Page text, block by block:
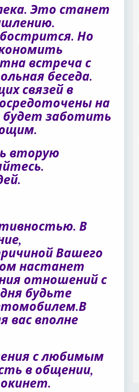
Это станет
Но
встреча с
беседа.
связей в
на
будет заботить
вторую
В
Вашего
настанет
отношений с
будьте
вас вполне
с любимым
в общении,